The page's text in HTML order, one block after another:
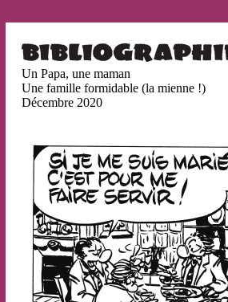
Un Papa, une maman
Une famille formidable (la mienne !)
Décembre 2020